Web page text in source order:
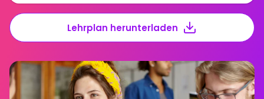
Lehrplan herunterladen